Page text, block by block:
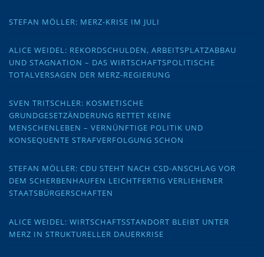
STEFAN MÖLLER: MERZ-KRISE IM JULI
ALICE WEIDEL: REKORDSCHULDEN, ARBEITSPLATZABBAU
UND STAGNATION – DAS WIRTSCHAFTSPOLITISCHE
TOTALVERSAGEN DER MERZ-REGIERUNG
SVEN TRITSCHLER: KOSMETISCHE
GRUNDGESETZÄNDERUNG RETTET KEINE
MENSCHENLEBEN – VERNÜNFTIGE POLITIK UND
KONSEQUENTE STRAFVERFOLGUNG SCHON
STEFAN MÖLLER: CDU STEHT NACH CSD-ANSCHLAG VOR
DEM SCHERBENHAUFEN LEICHTFERTIG VERLIEHENER
STAATSBÜRGERSCHAFTEN
ALICE WEIDEL: WIRTSCHAFTSSTANDORT BLEIBT UNTER
MERZ IN STRUKTURELLER DAUERKRISE